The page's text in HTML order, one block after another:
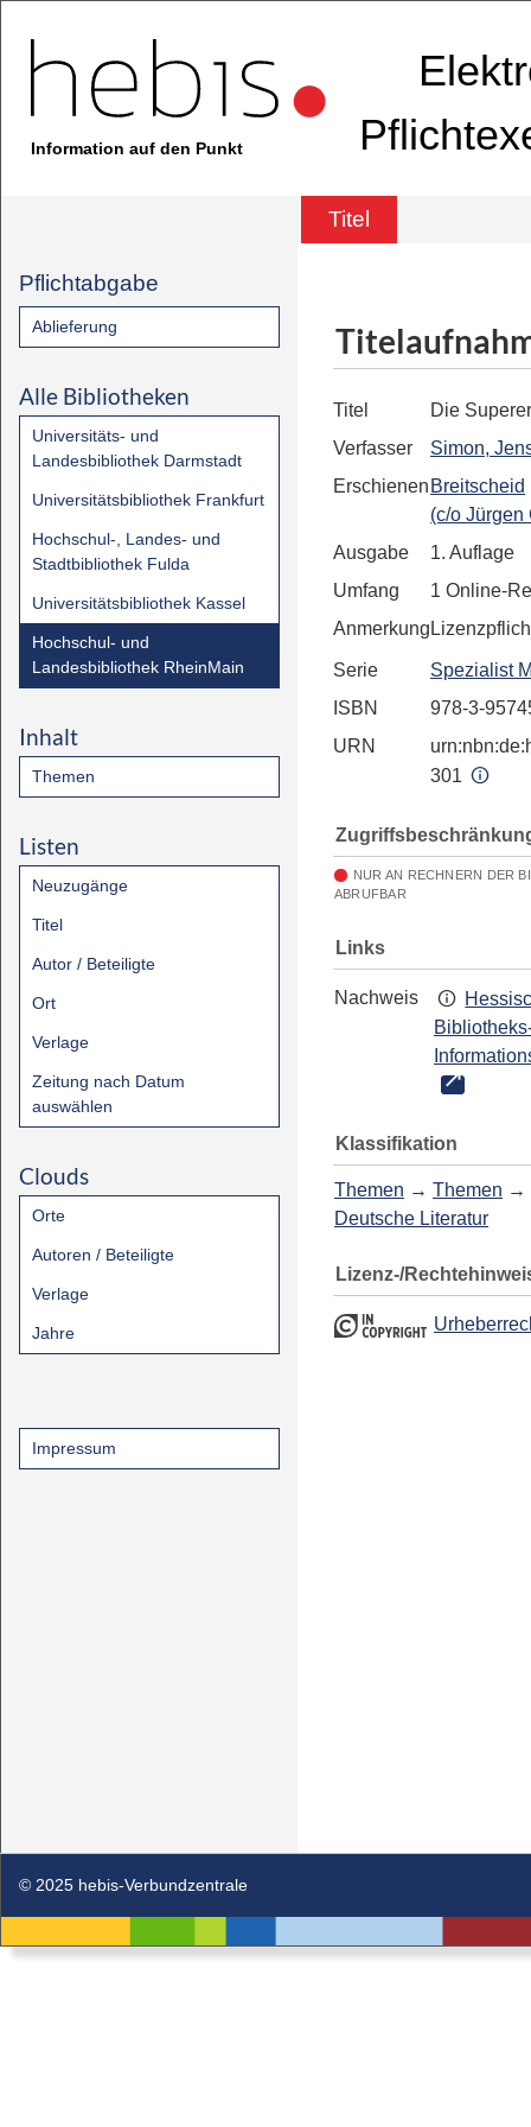
Information auf den Punkt
Titel
Pflichtabgabe
Ablieferung
Alle Bibliotheken
Universitäts- und
Landesbibliothek Darmstadt
Universitätsbibliothek Frankfurt
Hochschul-, Landes- und
Stadtbibliothek Fulda
Universitätsbibliothek Kassel
Hochschul- und
Landesbibliothek RheinMain
Inhalt
Themen
Listen
Neuzugänge
Titel
Autor / Beteiligte
Ort
Verlage
Zeitung nach Datum
auswählen
Clouds
Orte
Autoren / Beteiligte
Verlage
Jahre
Impressum
Titel
Die
Verfasser
Simon,
Erschienen Breitscheid
(c/o Jürgen
Ausgabe
1. Auflage
Umfang
1 Online-
Anmerkung
Serie
Spezialist
ISBN
978-3-
URN
301
NUR AN RECHNERN DER
ABRUFBAR
Links
Nachweis
Klassifikation
Themen → Themen →
Deutsche Literatur
Lizenz-/
© 2025 hebis-Verbundzentrale